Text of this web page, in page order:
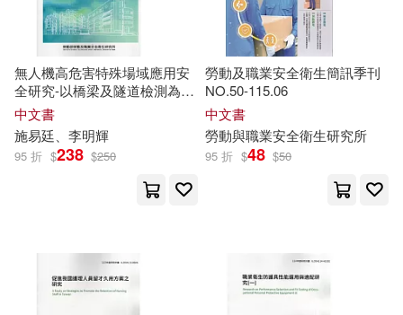
張瑪麗(38)
李永新（主編）(38)
白井カイウ(38)
（美）馬克·吐溫(36)
廣西師範大學出版社(158)
中國華僑出版社(156)
人民文學出版社(156)
台灣角川直條式漫畫(156)
外語教學與研究出版社(152)
長鴻出版社(150)
無人機高危害特殊場域應用安
全研究-以橋梁及隧道檢測為例
ILOSH114-S3118
中文書
施易廷、李明輝
95 折 $238 $250
勞動及職業安全衛生簡訊季刊
NO.50-115.06
中文書
勞動與職業安全衛生研究所
95 折 $48 $50